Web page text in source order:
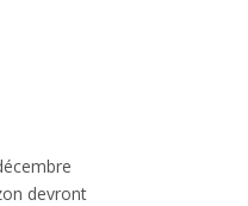
devront